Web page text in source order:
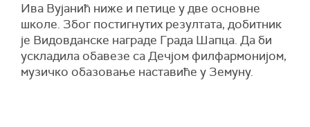
Ива Вујанић ниже и петице у две основне
школе. Због постигнутих резултата, добитник
је Видовданске награде Града Шапца. Да би
ускладила обавезе са Дечјом филфармонијом,
музичко обазовање наставиће у Земуну.